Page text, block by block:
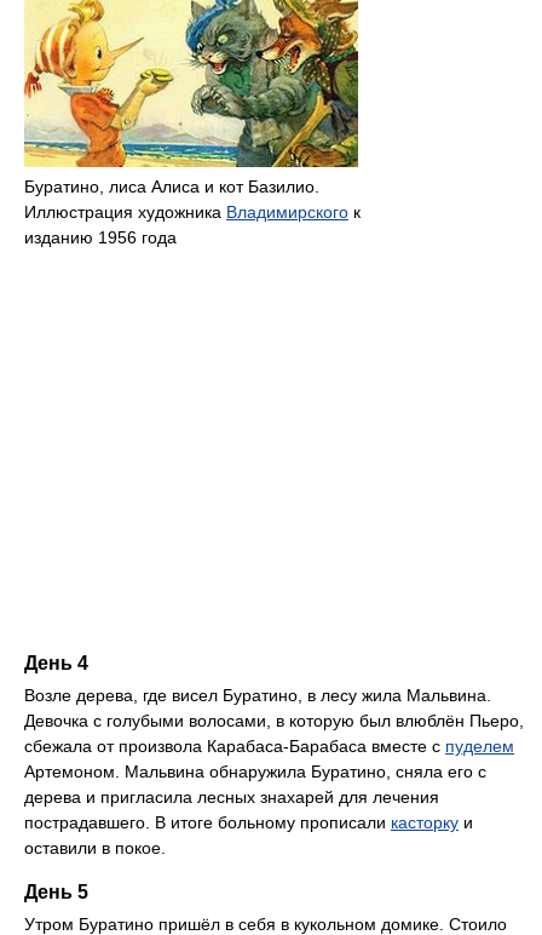
Буратино, лиса Алиса и кот Базилио.
Иллюстрация художника Владимирского к
изданию 1956 года
День 4
Возле дерева, где висел Буратино, в лесу жила Мальвина.
Девочка с голубыми волосами, в которую был влюблён Пьеро,
сбежала от произвола Карабаса-Барабаса вместе с пуделем
Артемоном. Мальвина обнаружила Буратино, сняла его с
дерева и пригласила лесных знахарей для лечения
пострадавшего. В итоге больному прописали касторку и
оставили в покое.
День 5
Утром Буратино пришёл в себя в кукольном домике. Стоило